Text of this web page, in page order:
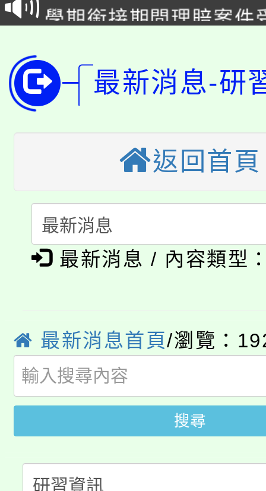
程
學期銜接期間理賠案件
版
公告本校115學年度第
代理(課)教師甄選結果(
「2026金融保險知識
車」活動
桃園市115學年度學生
生本土語及新住民語歌
公告本校115學年度第
代理(課)教師甄選結果(
公告本校115學年度第
代理(課)教師甄選結果(
轉知中國文化大學推廣
《TA101》溝通分析基
系所師生報名參加。
淨零綠生活教案入校路
學籍身 分審查程序及
版
淨零綠領人才培育課程
公告本校115學年度第
代理(課)教師甄選結果(
「2026金融保險知識
車」活動
桃園市115學年度學生
生本土語及新住民語歌
公告本校115學年度第
最新消息-研
返回首頁
最新消息 / 內容類型
最新消息首頁/瀏覽：
搜尋